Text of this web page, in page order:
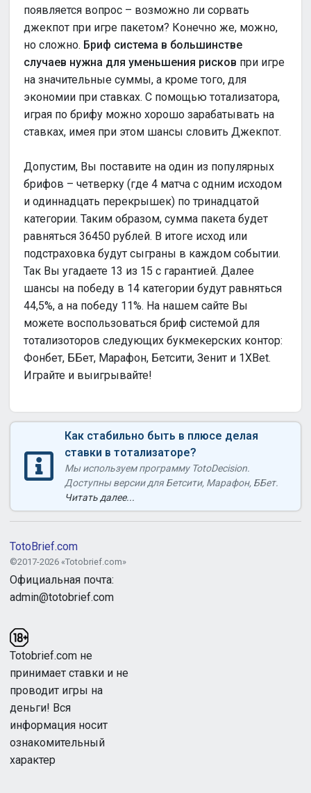
появляется вопрос – возможно ли сорвать
джекпот при игре пакетом? Конечно же, можно,
но сложно. Бриф система в большинстве
случаев нужна для уменьшения рисков при игре
на значительные суммы, а кроме того, для
экономии при ставках. С помощью тотализатора,
играя по брифу можно хорошо зарабатывать на
ставках, имея при этом шансы словить Джекпот.
Допустим, Вы поставите на один из популярных
брифов – четверку (где 4 матча с одним исходом
и одиннадцать перекрышек) по тринадцатой
категории. Таким образом, сумма пакета будет
равняться 36450 рублей. В итоге исход или
подстраховка будут сыграны в каждом событии.
Так Вы угадаете 13 из 15 с гарантией. Далее
шансы на победу в 14 категории будут равняться
44,5%, а на победу 11%. На нашем сайте Вы
можете воспользоваться бриф системой для
тотализоторов следующих букмекерских контор:
Фонбет, ББет, Марафон, Бетсити, Зенит и 1XBet.
Играйте и выигрывайте!
Как стабильно быть в плюсе делая
ставки в тотализаторе?
Мы используем программу TotoDecision.
Доступны версии для Бетсити, Марафон, ББет.
Читать далее...
TotoBrief.com
©2017-2026 «Totobrief.com»
Официальная почта:
admin@totobrief.com
Totobrief.com не
принимает ставки и не
проводит игры на
деньги! Вся
информация носит
ознакомительный
характер